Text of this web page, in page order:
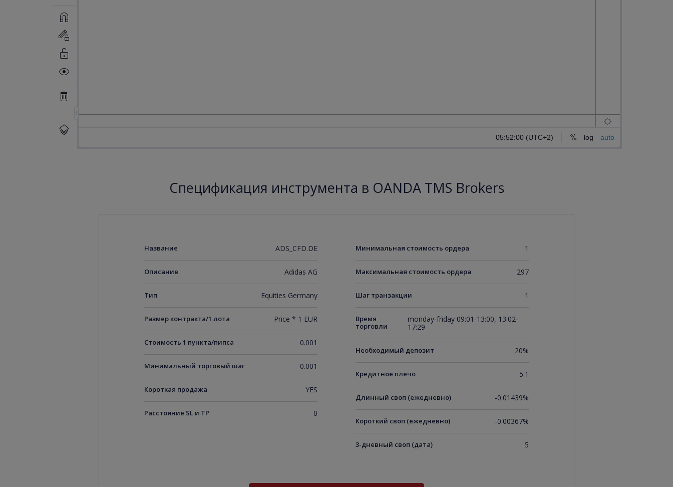
Спецификация инструмента в OANDA TMS Brokers
Название ADS_CFD.DE
Описание Adidas AG
Тип Equities Germany
Размер контракта/1 лота Price * 1 EUR
Стоимость 1 пункта/пипса 0.001
Минимальный торговый шаг 0.001
Короткая продажа YES
Расстояние SL и TP 0
Минимальная стоимость ордера 1
Максимальная стоимость ордера 297
Шаг транзакции 1
Время
торговли
monday-friday 09:01-13:00, 13:02-
17:29
Необходимый депозит 20%
Кредитное плечо 5:1
Длинный своп (ежедневно) -0.01439%
Короткий своп (ежедневно) -0.00367%
3-дневный своп (дата) 5